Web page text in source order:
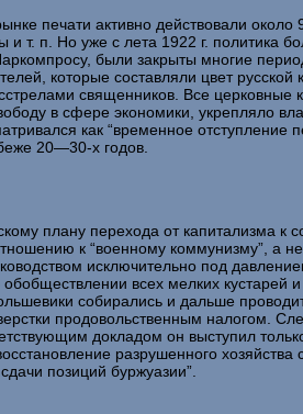
печати активно действовали
т. п. Но уже с лета 1922 г. политика
были закрыты многие
которые составляли цвет
священников. Все церковные
в сфере экономики, укрепляло
как “временное
20—30-х годов.
плану перехода от капитализма
к “военному коммунизму”, а
исключительно под
всех мелких кустарей
собирались и дальше
продовольственным налогом.
докладом он выступил
разрушенного
позиций буржуазии”.